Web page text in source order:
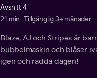
Avsnitt 4
21 min Tillgänglig 3+ månader
Blaze, AJ och Stripes är
bubbelmaskin och blåser
igen och rädda dagen!